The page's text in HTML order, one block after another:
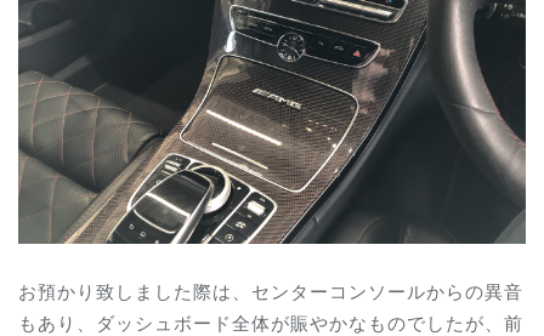
お預かり致しました際は、センターコンソールからの異音
もあり、ダッシュボード全体が賑やかなものでしたが、前